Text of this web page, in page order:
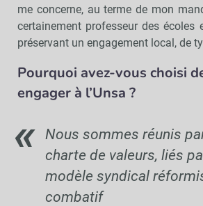
me concerne, au terme de mon
certainement professeur des écoles
préservant un engagement local, de
Pourquoi avez-vous choisi
engager à l’Unsa ?
Nous sommes réunis
charte de valeurs, liés
modèle syndical
combatif